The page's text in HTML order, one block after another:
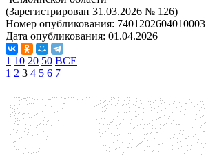
(Зарегистрирован 31.03.2026 № 126)
Номер опубликования: 7401202604010003
Дата опубликования: 01.04.2026
1 10 20 50 ВСЕ
1 2 3 4 5 6 7